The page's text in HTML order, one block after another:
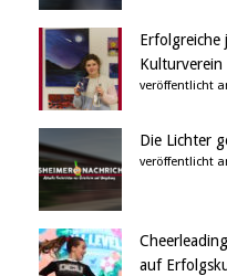
Erfolgreiche
Kulturverein
veröffentlicht
Die Lichter
veröffentlicht
auf